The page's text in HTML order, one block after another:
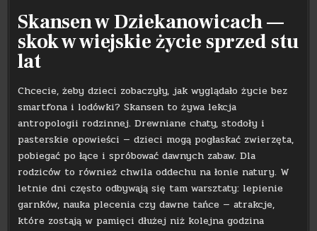
Skansen w Dziekanowicach —
skok w wiejskie życie sprzed stu
lat
Chcecie, żeby dzieci zobaczyły, jak wyglądało życie bez
smartfona i lodówki? Skansen to żywa lekcja
antropologii rodzinnej. Drewniane chaty, stodoły i
pasterskie opowieści — dzieci mogą pogłaskać zwierzęta,
pobiegać po łące i spróbować dawnych zabaw. Dla
rodziców to również chwila oddechu na łonie natury. W
letnie dni często odbywają się tam warsztaty: lepienie
garnków, nauka plecenia czy dawne tańce — atrakcje,
które zostają w pamięci dłużej niż kolejna godzina